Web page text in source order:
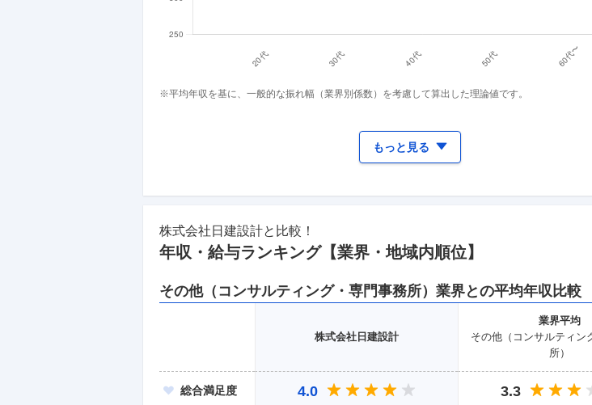
※平均年収を基に、一般的な振れ幅（業界別係数）を考慮して算出した理論値です。
もっと見る
株式会社日建設計と比較！
年収・給与ランキング【業界 ・地域内順位】
その他（コンサルティング・専門事務所） 業界との平均年収比較
株式会社日建設計
業界平均
その他（コンサルティン
所）
総合満足度 4.0 3.3